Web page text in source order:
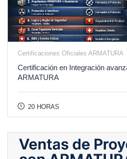
Certificaciones Oficiales ARMATURA
Certificación en Integración
ARMATURA
20 HORAS